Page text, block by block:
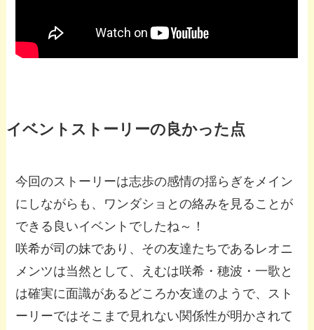
イベントストーリーの良かった点
今回のストーリーは志歩の感情の揺らぎをメイン
にしながらも、ワンダショとの絡みを見ることが
できる良いイベントでしたね～！
咲希が司の妹であり、その友達たちであるレオニ
メンツは当然として、えむは咲希・穂波・一歌と
は確実に面識があるどころか友達のようで、スト
ーリーではそこまで見れない関係性が明かされて